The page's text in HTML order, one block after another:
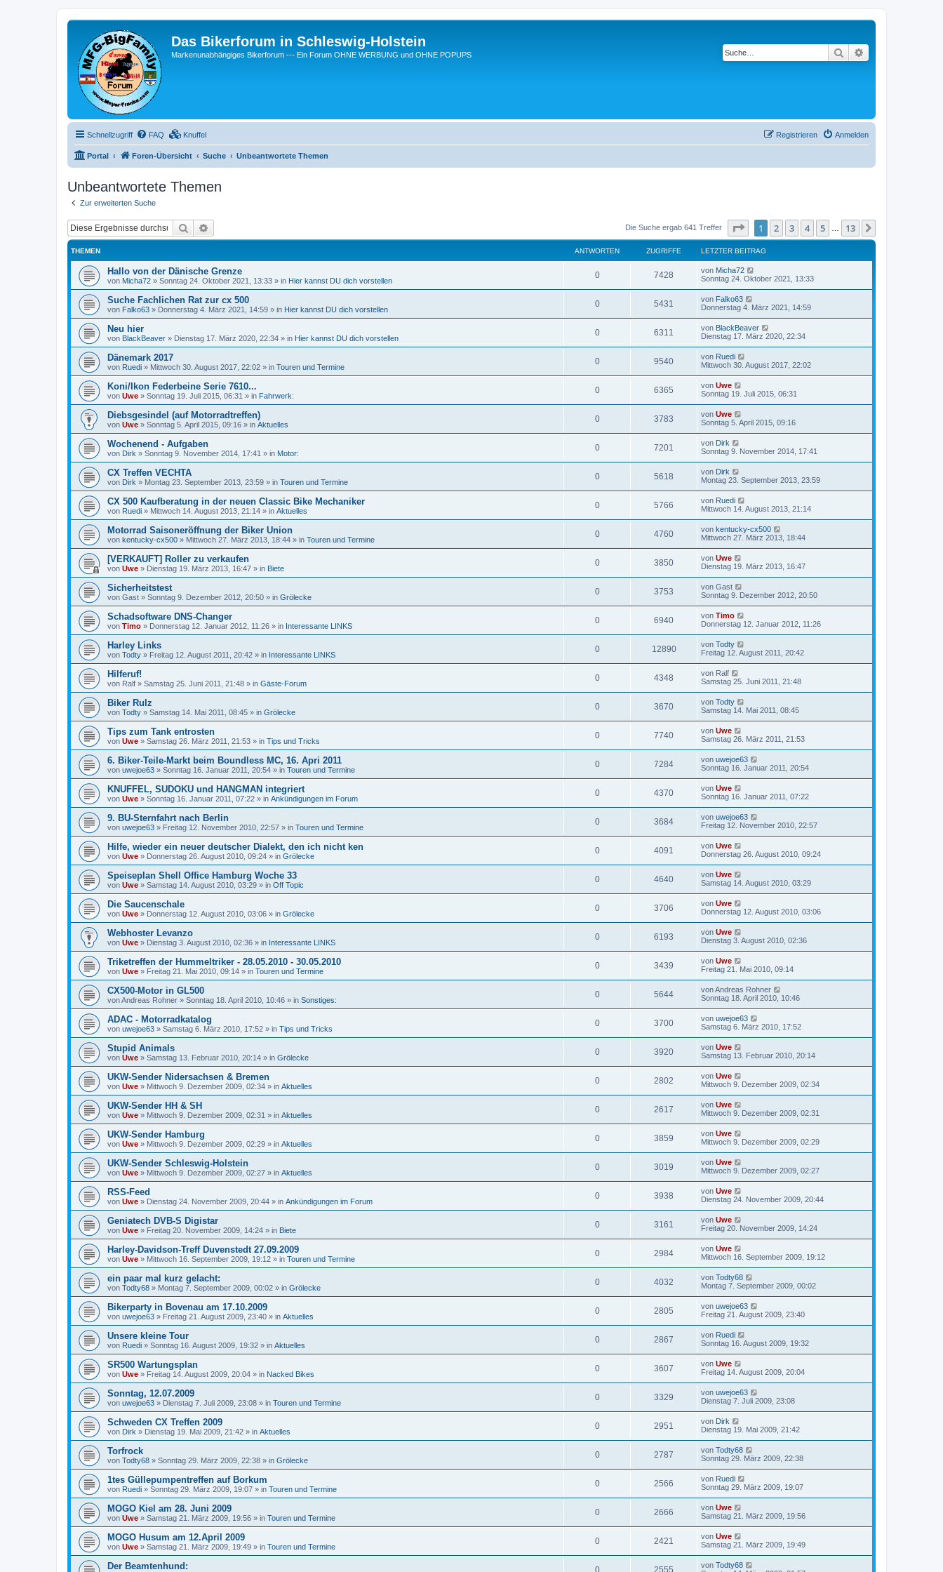
Das Bikerforum in Schleswig-Holstein
Markenunabhängiges Bikerforum --- Ein Forum OHNE WERBUNG und OHNE POPUPS Suche
Schnellzugriff FAQ Knuffel Anmelden
Registrieren
Portal Foren-Übersicht Suche Unbeantwortete Themen
Unbeantwortete Themen
Zur erweiterten Suche
Suche Die Suche ergab 641 Treffer Seite von13
1 2 3 4 5 13
THEMEN ANTWORTEN ZUGRIFFE LETZTER BEITRAG
Hallo von der Dänische Grenze
von Micha72 » Sonntag 24. Oktober 2021, 13:33 » in Hier kannst DU dich vorstellen
0 7428 von Micha72
Sonntag 24. Oktober 2021, 13:33
Suche Fachlichen Rat zur cx 500
von Falko63 » Donnerstag 4. März 2021, 14:59 » in Hier kannst DU dich vorstellen
0 5431 von Falko63
Donnerstag 4. März 2021, 14:59
Neu hier
von BlackBeaver » Dienstag 17. März 2020, 22:34 » in Hier kannst DU dich vorstellen
0 6311 von BlackBeaver
Dienstag 17. März 2020, 22:34
Dänemark 2017
von Ruedi » Mittwoch 30. August 2017, 22:02 » in Touren und Termine
0 9540 von Ruedi
Mittwoch 30. August 2017, 22:02
Koni/Ikon Federbeine Serie 7610...
von Uwe » Sonntag 19. Juli 2015, 06:31 » in Fahrwerk:
0 6365 von Uwe
Sonntag 19. Juli 2015, 06:31
Diebsgesindel (auf Motorradtreffen)
von Uwe » Sonntag 5. April 2015, 09:16 » in Aktuelles
0 3783 von Uwe
Sonntag 5. April 2015, 09:16
Wochenend - Aufgaben
von Dirk » Sonntag 9. November 2014, 17:41 » in Motor:
0 7201 von Dirk
Sonntag 9. November 2014, 17:41
CX Treffen VECHTA
von Dirk » Montag 23. September 2013, 23:59 » in Touren und Termine
0 5618 von Dirk
Montag 23. September 2013, 23:59
CX 500 Kaufberatung in der neuen Classic Bike Mechaniker
von Ruedi » Mittwoch 14. August 2013, 21:14 » in Aktuelles
0 5766 von Ruedi
Mittwoch 14. August 2013, 21:14
Motorrad Saisoneröffnung der Biker Union
von kentucky-cx500 » Mittwoch 27. März 2013, 18:44 » in Touren und Termine
0 4760 von kentucky-cx500
Mittwoch 27. März 2013, 18:44
[VERKAUFT] Roller zu verkaufen
von Uwe » Dienstag 19. März 2013, 16:47 » in Biete
0 3850 von Uwe
Dienstag 19. März 2013, 16:47
Sicherheitstest
von Gast » Sonntag 9. Dezember 2012, 20:50 » in Grölecke
0 3753 von Gast
Sonntag 9. Dezember 2012, 20:50
Schadsoftware DNS-Changer
von Timo » Donnerstag 12. Januar 2012, 11:26 » in Interessante LINKS
0 6940 von Timo
Donnerstag 12. Januar 2012, 11:26
Harley Links
von Todty » Freitag 12. August 2011, 20:42 » in Interessante LINKS
0 12890 von Todty
Freitag 12. August 2011, 20:42
Hilferuf!
von Ralf » Samstag 25. Juni 2011, 21:48 » in Gäste-Forum
0 4348 von Ralf
Samstag 25. Juni 2011, 21:48
Biker Rulz
von Todty » Samstag 14. Mai 2011, 08:45 » in Grölecke
0 3670 von Todty
Samstag 14. Mai 2011, 08:45
Tips zum Tank entrosten
von Uwe » Samstag 26. März 2011, 21:53 » in Tips und Tricks
0 7740 von Uwe
Samstag 26. März 2011, 21:53
6. Biker-Teile-Markt beim Boundless MC, 16. Apri 2011
von uwejoe63 » Sonntag 16. Januar 2011, 20:54 » in Touren und Termine
0 7284 von uwejoe63
Sonntag 16. Januar 2011, 20:54
KNUFFEL, SUDOKU und HANGMAN integriert
von Uwe » Sonntag 16. Januar 2011, 07:22 » in Ankündigungen im Forum
0 4370 von Uwe
Sonntag 16. Januar 2011, 07:22
9. BU-Sternfahrt nach Berlin
von uwejoe63 » Freitag 12. November 2010, 22:57 » in Touren und Termine
0 3684 von uwejoe63
Freitag 12. November 2010, 22:57
Hilfe, wieder ein neuer deutscher Dialekt, den ich nicht ken
von Uwe » Donnerstag 26. August 2010, 09:24 » in Grölecke
0 4091 von Uwe
Donnerstag 26. August 2010, 09:24
Speiseplan Shell Office Hamburg Woche 33
von Uwe » Samstag 14. August 2010, 03:29 » in Off Topic
0 4640 von Uwe
Samstag 14. August 2010, 03:29
Die Saucenschale
von Uwe » Donnerstag 12. August 2010, 03:06 » in Grölecke
0 3706 von Uwe
Donnerstag 12. August 2010, 03:06
Webhoster Levanzo
von Uwe » Dienstag 3. August 2010, 02:36 » in Interessante LINKS
0 6193 von Uwe
Dienstag 3. August 2010, 02:36
Triketreffen der Hummeltriker - 28.05.2010 - 30.05.2010
von Uwe » Freitag 21. Mai 2010, 09:14 » in Touren und Termine
0 3439 von Uwe
Freitag 21. Mai 2010, 09:14
CX500-Motor in GL500
vonAndreas Rohner » Sonntag 18. April 2010, 10:46 » in Sonstiges:
0 5644 vonAndreas Rohner
Sonntag 18. April 2010, 10:46
ADAC - Motorradkatalog
von uwejoe63 » Samstag 6. März 2010, 17:52 » in Tips und Tricks
0 3700 von uwejoe63
Samstag 6. März 2010, 17:52
Stupid Animals
von Uwe » Samstag 13. Februar 2010, 20:14 » in Grölecke
0 3920 von Uwe
Samstag 13. Februar 2010, 20:14
UKW-Sender Nidersachsen & Bremen
von Uwe » Mittwoch 9. Dezember 2009, 02:34 » in Aktuelles
0 2802 von Uwe
Mittwoch 9. Dezember 2009, 02:34
UKW-Sender HH & SH
von Uwe » Mittwoch 9. Dezember 2009, 02:31 » in Aktuelles
0 2617 von Uwe
Mittwoch 9. Dezember 2009, 02:31
UKW-Sender Hamburg
von Uwe » Mittwoch 9. Dezember 2009, 02:29 » in Aktuelles
0 3859 von Uwe
Mittwoch 9. Dezember 2009, 02:29
UKW-Sender Schleswig-Holstein
von Uwe » Mittwoch 9. Dezember 2009, 02:27 » in Aktuelles
0 3019 von Uwe
Mittwoch 9. Dezember 2009, 02:27
RSS-Feed
von Uwe » Dienstag 24. November 2009, 20:44 » in Ankündigungen im Forum
0 3938 von Uwe
Dienstag 24. November 2009, 20:44
Geniatech DVB-S Digistar
von Uwe » Freitag 20. November 2009, 14:24 » in Biete
0 3161 von Uwe
Freitag 20. November 2009, 14:24
Harley-Davidson-Treff Duvenstedt 27.09.2009
von Uwe » Mittwoch 16. September 2009, 19:12 » in Touren und Termine
0 2984 von Uwe
Mittwoch 16. September 2009, 19:12
ein paar mal kurz gelacht:
von Todty68 » Montag 7. September 2009, 00:02 » in Grölecke
0 4032 von Todty68
Montag 7. September 2009, 00:02
Bikerparty in Bovenau am 17.10.2009
von uwejoe63 » Freitag 21. August 2009, 23:40 » in Aktuelles
0 2805 von uwejoe63
Freitag 21. August 2009, 23:40
Unsere kleine Tour
von Ruedi » Sonntag 16. August 2009, 19:32 » in Aktuelles
0 2867 von Ruedi
Sonntag 16. August 2009, 19:32
SR500 Wartungsplan
von Uwe » Freitag 14. August 2009, 20:04 » in Nacked Bikes
0 3607 von Uwe
Freitag 14. August 2009, 20:04
Sonntag, 12.07.2009
von uwejoe63 » Dienstag 7. Juli 2009, 23:08 » in Touren und Termine
0 3329 von uwejoe63
Dienstag 7. Juli 2009, 23:08
Schweden CX Treffen 2009
von Dirk » Dienstag 19. Mai 2009, 21:42 » in Aktuelles
0 2951 von Dirk
Dienstag 19. Mai 2009, 21:42
Torfrock
von Todty68 » Sonntag 29. März 2009, 22:38 » in Grölecke
0 2787 von Todty68
Sonntag 29. März 2009, 22:38
1tes Güllepumpentreffen auf Borkum
von Ruedi » Sonntag 29. März 2009, 19:07 » in Touren und Termine
0 2566 von Ruedi
Sonntag 29. März 2009, 19:07
MOGO Kiel am 28. Juni 2009
von Uwe » Samstag 21. März 2009, 19:56 » in Touren und Termine
0 2666 von Uwe
Samstag 21. März 2009, 19:56
MOGO Husum am 12.April 2009
von Uwe » Samstag 21. März 2009, 19:49 » in Touren und Termine
0 2421 von Uwe
Samstag 21. März 2009, 19:49
Der Beamtenhund: 0 2555 von Todty68